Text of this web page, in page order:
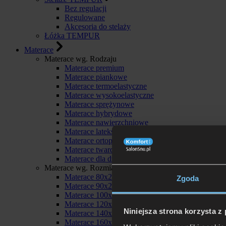
Zgoda
Niniejsza strona korzysta z
Bez regulacji
Regulowane
Akcesoria do stelaży
Łóżka TEMPUR
Materace
Materace wg. Rodzaju
Materace premium
Materace piankowe
Materace termoelastyczne
Materace wysokoelastyczne
Materace sprężynowe
Materace hybrydowe
Materace nawierzchniowe
Materace lateksowe
Materace ortopedyczne
Materace twarde
Materace dla dzieci
Materace wg. Rozmiaru
Materace 80x200
Materace 90x200
Materace 100x200
Materace 120x200
Materace 140x200
Materace 160x200